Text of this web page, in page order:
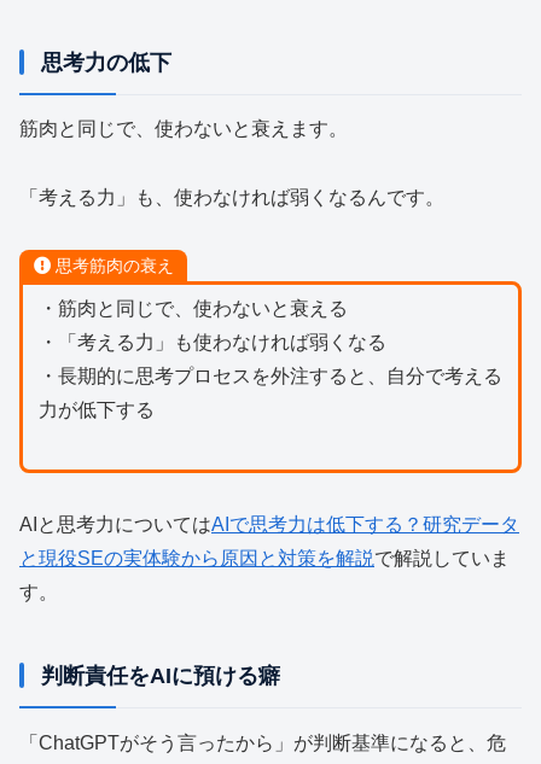
思考力の低下
筋肉と同じで、使わないと衰えます。
「考える力」も、使わなければ弱くなるんです。
思考筋肉の衰え
・筋肉と同じで、使わないと衰える
・「考える力」も使わなければ弱くなる
・長期的に思考プロセスを外注すると、自分で考える
力が低下する
AIと思考力についてはAIで思考力は低下する？研究データ
と現役SEの実体験から原因と対策を解説で解説していま
す。
判断責任をAIに預ける癖
「ChatGPTがそう言ったから」が判断基準になると、危